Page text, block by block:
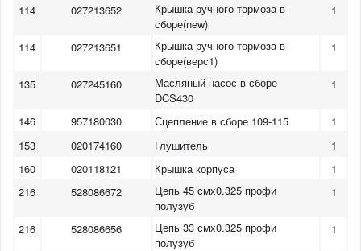
114
027213652
Крышка ручного тормоза в
сборе(new)
1
114 027213651
Крышка ручного тормоза в
сборе(верс1)
1
135 027245160
Масляный насос в сборе
DCS430
1
146 957180030 Сцепление в сборе 109-115
1
153
020174160 Глушитель
1
160
020118121 Крышка корпуса
1
216
528086672
Цепь 45 смx0.325 профи
полузуб
1
216 528086656
Цепь 33 смx0.325 профи
полузуб
1